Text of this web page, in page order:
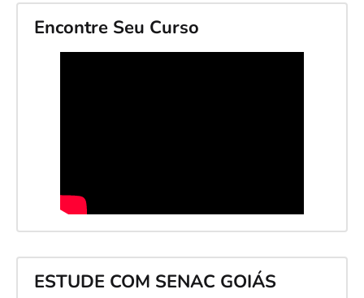
Encontre Seu Curso
ESTUDE COM SENAC GOIÁS